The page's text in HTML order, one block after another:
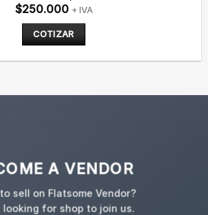
$250.000 + IVA
COTIZAR
A VENDOR
sell on Flatsome Vendor?
looking for shop to join us.